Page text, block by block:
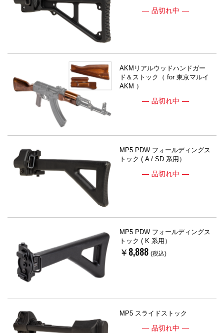
品切れ中
AKMリアルウッドハンドガー
ド＆ストック（ for 東京マルイ
AKM ）
品切れ中
MP5 PDW フォールディングス
トック ( A / SD 系用）
品切れ中
MP5 PDW フォールディングス
トック ( K 系用）
￥8,888 (税込)
MP5 スライドストック
品切れ中